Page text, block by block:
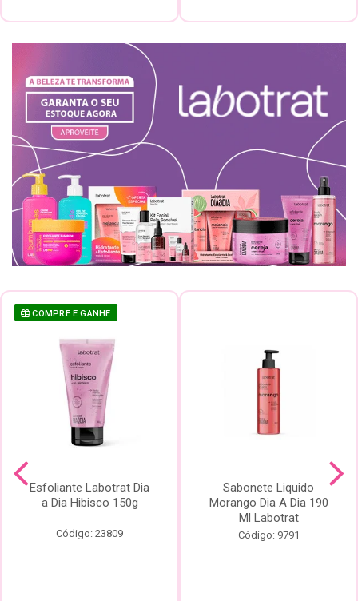
COMPRE E GANHE
Esfoliante Labotrat Dia
a Dia Hibisco 150g
Código: 23809
Sabonete Liquido
Morango Dia A Dia 190
Ml Labotrat
Código: 9791